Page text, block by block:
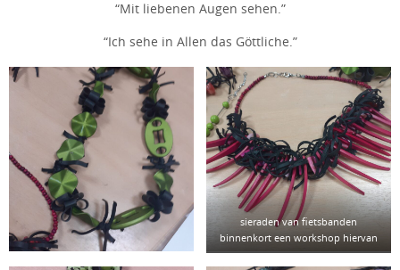
“Mit liebenen Augen sehen.”
“Ich sehe in Allen das Göttliche.”
sieraden van fietsbanden
binnenkort een workshop hiervan